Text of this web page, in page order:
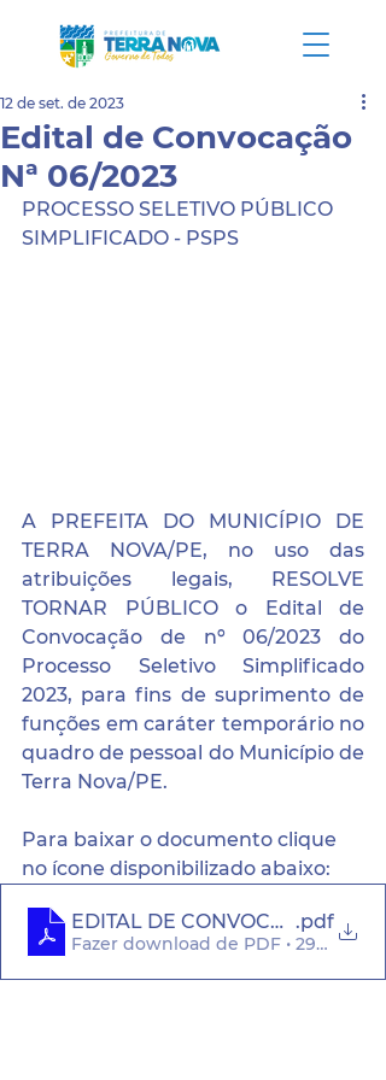
Edital de Convocação
Nª 06/2023
12 de set. de 2023
PROCESSO SELETIVO PÚBLICO
SIMPLIFICADO - PSPS
A PREFEITA DO MUNICÍPIO DE
TERRA NOVA/PE, no uso das
atribuições legais, RESOLVE
TORNAR PÚBLICO o Edital de
Convocação de nº 06/2023 do
Processo Seletivo Simplificado
2023, para fins de suprimento de
funções em caráter temporário no
quadro de pessoal do Município de
Terra Nova/PE.
Para baixar o documento clique
no ícone disponibilizado abaixo:
EDITAL DE CONVOCAÇÃO N°
.pdf
Fazer download de PDF • 293KB